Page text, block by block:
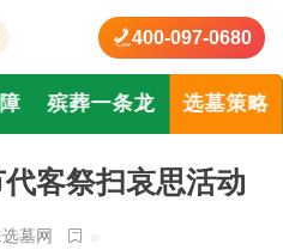
400-097-0680
殡葬一条龙 选墓策略
客祭扫哀思活动
墓网